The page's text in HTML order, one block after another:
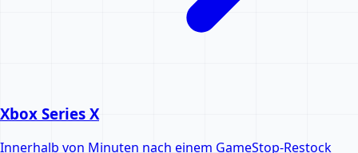
Xbox Series X
Innerhalb von Minuten nach einem GameStop-Restock